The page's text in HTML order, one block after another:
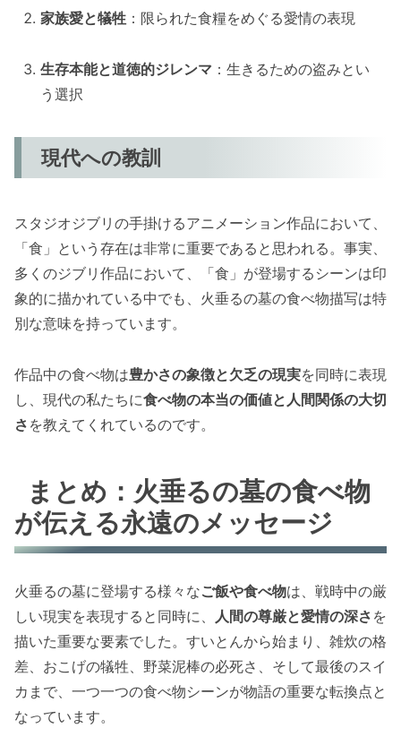
家族愛と犠牲 ：限られた食糧をめぐる愛情の表現
生存本能と道徳的ジレンマ ：生きるための盗みとい
う選択
現代への教訓
スタジオジブリの手掛けるアニメーション作品において、
「食」という存在は非常に重要であると思われる。事実、
多くのジブリ作品において、「食」が登場するシーンは印
象的に描かれている中でも、火垂るの墓の食べ物描写は特
別な意味を持っています。
作品中の食べ物は豊かさの象徴と欠乏の現実を同時に表現
し、現代の私たちに食べ物の本当の価値と人間関係の大切
さ を教えてくれているのです。
まとめ：火垂るの墓の食べ物
が伝える永遠のメッセージ
火垂るの墓に登場する様々なご飯や食べ物は、戦時中の厳
しい現実を表現すると同時に、 人間の尊厳と愛情の深さ を
描いた重要な要素でした。すいとんから始まり、雑炊の格
差、おこげの犠牲、野菜泥棒の必死さ、そして最後のスイ
カまで、一つ一つの食べ物シーンが物語の重要な転換点と
なっています。